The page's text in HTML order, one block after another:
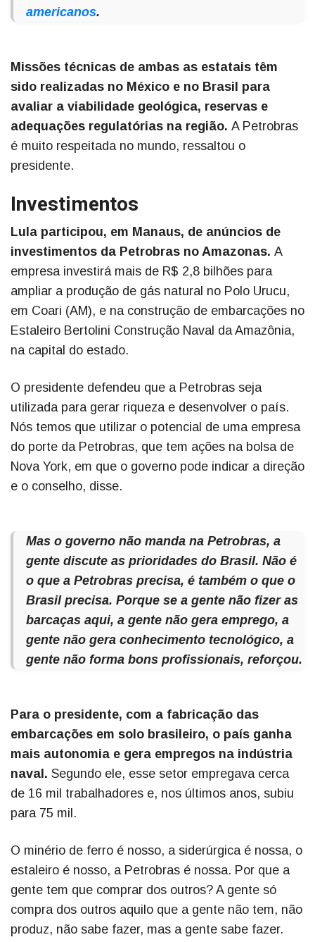
americanos.
Missões técnicas de ambas as estatais têm
sido realizadas no México e no Brasil para
avaliar a viabilidade geológica, reservas e
adequações regulatórias na região. A Petrobras
é muito respeitada no mundo, ressaltou o
presidente.
Investimentos
Lula participou, em Manaus, de anúncios de
investimentos da Petrobras no Amazonas. A
empresa investirá mais de R$ 2,8 bilhões para
ampliar a produção de gás natural no Polo Urucu,
em Coari (AM), e na construção de embarcações no
Estaleiro Bertolini Construção Naval da Amazônia,
na capital do estado.
O presidente defendeu que a Petrobras seja
utilizada para gerar riqueza e desenvolver o país.
Nós temos que utilizar o potencial de uma empresa
do porte da Petrobras, que tem ações na bolsa de
Nova York, em que o governo pode indicar a direção
e o conselho, disse.
Mas o governo não manda na Petrobras, a
gente discute as prioridades do Brasil. Não é
o que a Petrobras precisa, é também o que o
Brasil precisa. Porque se a gente não fizer as
barcaças aqui, a gente não gera emprego, a
gente não gera conhecimento tecnológico, a
gente não forma bons profissionais, reforçou.
Para o presidente, com a fabricação das
embarcações em solo brasileiro, o país ganha
mais autonomia e gera empregos na indústria
naval. Segundo ele, esse setor empregava cerca
de 16 mil trabalhadores e, nos últimos anos, subiu
para 75 mil.
O minério de ferro é nosso, a siderúrgica é nossa, o
estaleiro é nosso, a Petrobras é nossa. Por que a
gente tem que comprar dos outros? A gente só
compra dos outros aquilo que a gente não tem, não
produz, não sabe fazer, mas a gente sabe fazer.